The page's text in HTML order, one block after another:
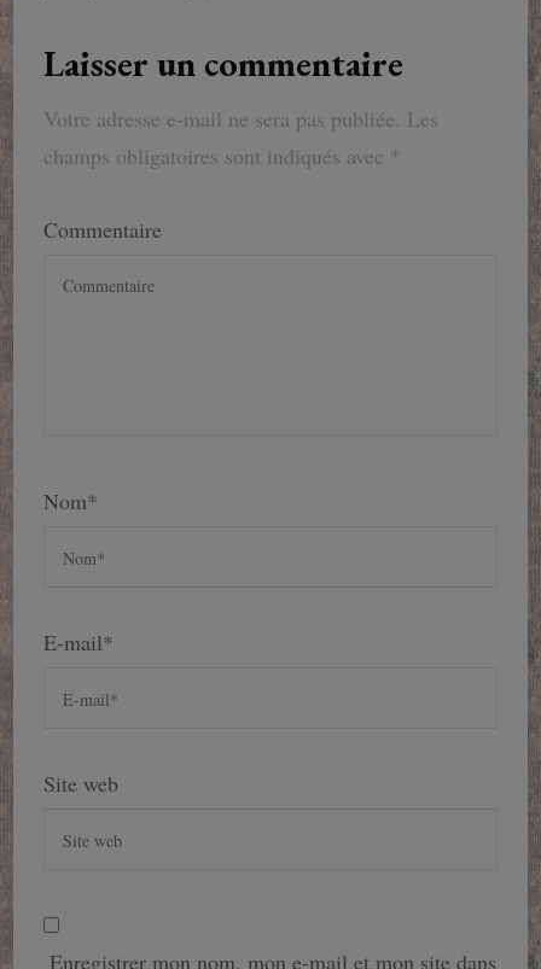
Laisser un commentaire
Votre adresse e-mail ne sera pas publiée. Les
champs obligatoires sont indiqués avec *
Commentaire
Nom*
E-mail*
Site web
Enregistrer mon nom, mon e-mail et mon site dans